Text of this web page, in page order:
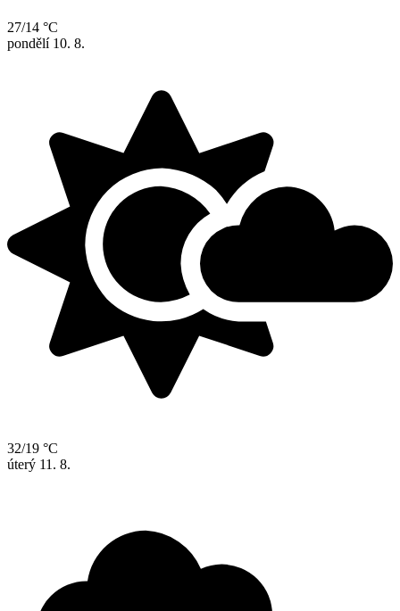
27/14 °C
pondělí 10. 8.
32/19 °C
úterý 11. 8.